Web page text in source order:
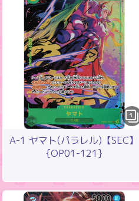
1
A-1 ヤマト(パラレル)【SEC】
{OP01-121}